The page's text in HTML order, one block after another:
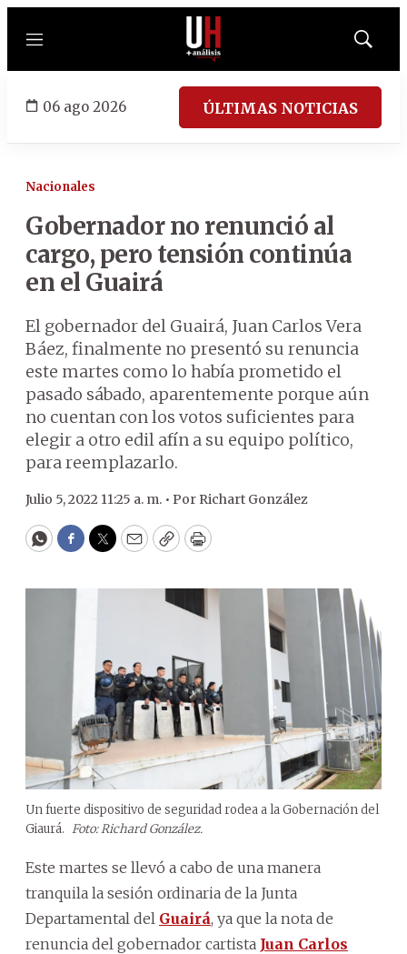
Menú
Mostrar
06 ago 2026 ÚLTIMAS NOTICIAS
Nacionales
Gobernador no renunció al
cargo, pero tensión continúa
en el Guairá
El gobernador del Guairá, Juan Carlos Vera
Báez, finalmente no presentó su renuncia
este martes como lo había prometido el
pasado sábado, aparentemente porque aún
no cuentan con los votos suficientes para
elegir a otro edil afín a su equipo político,
para reemplazarlo.
Julio 5, 2022 11:25 a. m. • Por Richart González
WhatsApp
Facebook
Twitter
EmailCopyPrint
Un fuerte dispositivo de seguridad rodea a la Gobernación del
Giaurá. Foto: Richard González.
Este martes se llevó a cabo de una manera
tranquila la sesión ordinaria de la Junta
Departamental del Guairá, ya que la nota de
renuncia del gobernador cartista Juan Carlos